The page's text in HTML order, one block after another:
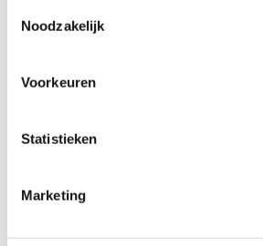
Noodzakelijk
Voorkeuren
Statistieken
Marketing